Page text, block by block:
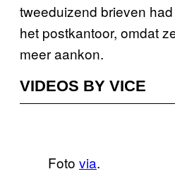
tweeduizend brieven
het postkantoor, omdat
meer aankon.
VIDEOS BY VICE
Foto via.